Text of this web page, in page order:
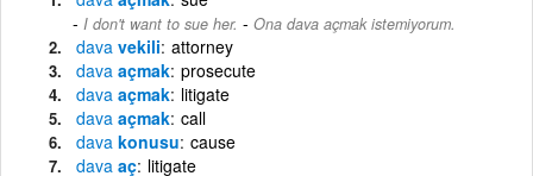
I don't want to sue her. - Ona dava açmak istemiyorum.
dava vekili attorney
dava açmak prosecute
dava açmak litigate
dava açmak call
dava konusu cause
dava aç litigate